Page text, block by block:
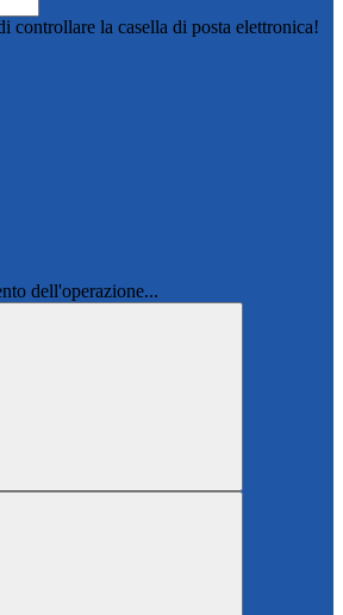
controllare la casella di posta elettronica!
dell'operazione...